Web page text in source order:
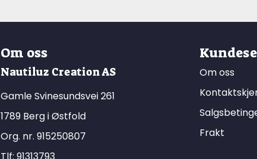
Om oss
Nautiluz Creation AS
Gamle Svinesundsvei 261
1789 Berg i Østfold
Org. nr. 915250807
Om oss
Frakt